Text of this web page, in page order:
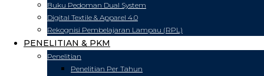
Buku Pedoman Dual System
Digital Textile & Apparel 4.0
Rekognisi Pembelajaran Lampau (RPL)
PENELITIAN & PKM
Penelitian
Penelitian Per Tahun